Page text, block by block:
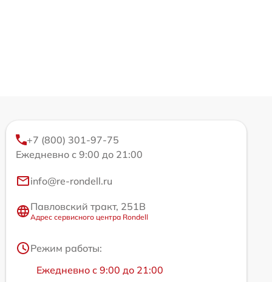
+7 (800) 301-97-75
Ежедневно с 9:00 до 21:00
info@re-rondell.ru
Павловский тракт, 251В
Адрес сервисного центра Rondell
Режим работы:
Ежедневно с 9:00 до 21:00